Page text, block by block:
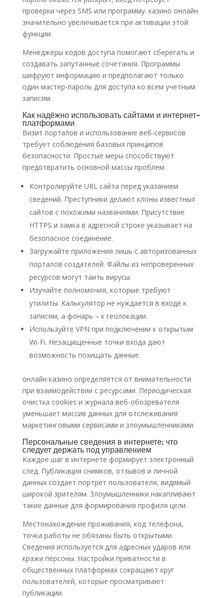
проверки через SMS или программу. казино онлайн
значительно увеличивается при активации этой
функции.
Менеджеры кодов доступа помогают сберегать и
создавать запутанные сочетания. Программы
шифруют информацию и предполагают только
один мастер-пароль для доступа ко всем учетным
записям.
Как надёжно использовать сайтами и интернет-
платформами
Визит порталов и использование веб-сервисов
требует соблюдения базовых принципов
безопасности. Простые меры способствуют
предотвратить основной массы проблем.
Контролируйте URL сайта перед указанием
сведений. Преступники делают клоны известных
сайтов с похожими названиями. Присутствие
HTTPS и замка в адресной строке указывает на
безопасное соединение.
Загружайте приложения лишь с авторизованных
порталов создателей. Файлы из непроверенных
ресурсов могут таить вирусы.
Изучайте полномочия, которые требуют
утилиты. Калькулятор не нуждается в входе к
записям, а фонарь – к геолокации.
Используйте VPN при подключении к открытым
Wi-Fi. Незащищенные точки входа дают
возможность похищать данные.
онлайн казино определяется от внимательности
при взаимодействии с ресурсами. Периодическая
очистка cookies и журнала веб-обозревателя
уменьшает массив данных для отслеживания
маркетинговыми сервисами и злоумышленниками.
Персональные сведения в интернете: что
следует держать под управлением
Каждое шаг в интернете формирует электронный
след. Публикация снимков, отзывов и личной
данных создает портрет пользователя, видимый
широкой зрителям. Злоумышленники накапливают
такие данные для формирования профиля цели.
Местонахождение проживания, код телефона,
точка работы не обязаны быть открытыми.
Сведения используется для адресных ударов или
кражи персоны. Настройки приватности в
общественных платформах сокращают круг
пользователей, которые просматривают
публикации.